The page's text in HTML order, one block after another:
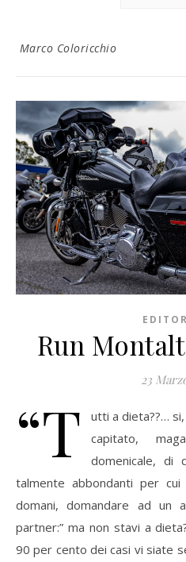
Marco Coloricchio
Run
23
“T
utti a dieta??… si,
capitato,
domenicale, di
talmente abbondanti per
domani, domandare ad un
partner:” ma non stavi a
90 per cento dei casi vi siate